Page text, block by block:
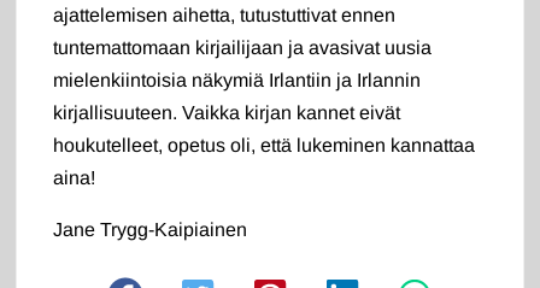
ajattelemisen aihetta, tutustuttivat ennen
tuntemattomaan kirjailijaan ja avasivat uusia
mielenkiintoisia näkymiä Irlantiin ja Irlannin
kirjallisuuteen. Vaikka kirjan kannet eivät
houkutelleet, opetus oli, että lukeminen kannattaa
aina!
Jane Trygg-Kaipiainen